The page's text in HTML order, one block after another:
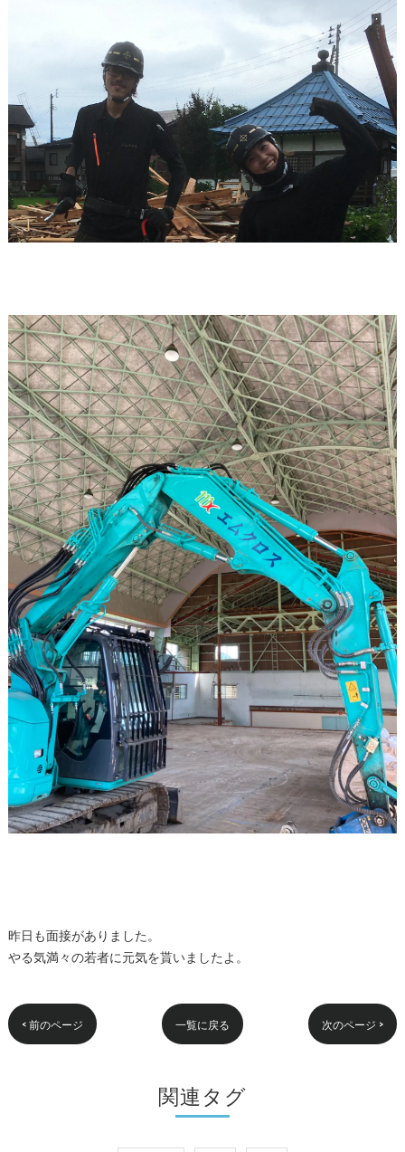
昨日も面接がありました。
やる気満々の若者に元気を貰いましたよ。
< 前のページ 一覧に戻る 次のページ >
関連タグ